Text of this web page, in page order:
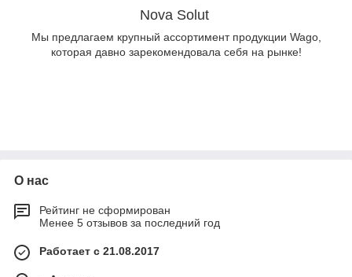
Nova Solut
Мы предлагаем крупный ассортимент продукции Wago,
которая давно зарекомендовала себя на рынке!
О нас
Рейтинг не сформирован
Менее 5 отзывов за последний год
Работает с 21.08.2017